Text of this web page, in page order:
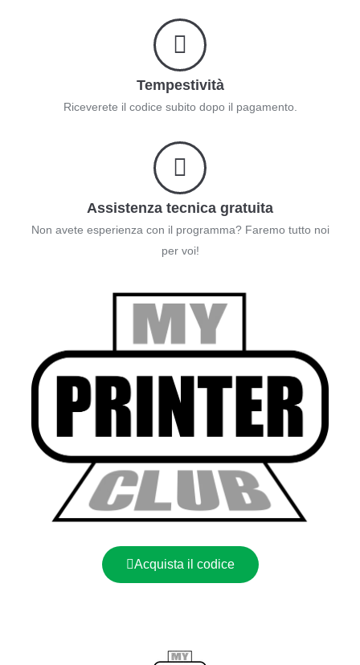
Tempestività
Riceverete il codice subito dopo il pagamento.
Assistenza tecnica gratuita
Non avete esperienza con il programma? Faremo tutto noi
per voi!
Acquista il codice